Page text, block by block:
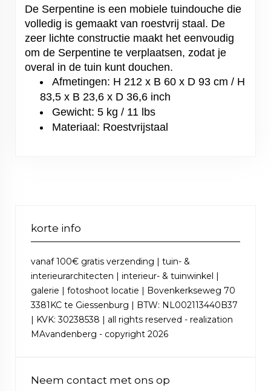
De Serpentine is een mobiele tuindouche die
volledig is gemaakt van roestvrij staal. De
zeer lichte constructie maakt het eenvoudig
om de Serpentine te verplaatsen, zodat je
overal in de tuin kunt douchen.
Afmetingen: H 212 x B 60 x D 93 cm / H
83,5 x B 23,6 x D 36,6 inch
Gewicht: 5 kg / 11 lbs
Materiaal: Roestvrijstaal
korte info
vanaf 100€ gratis verzending | tuin- &
interieurarchitecten | interieur- & tuinwinkel |
galerie | fotoshoot locatie | Bovenkerkseweg 70
3381KC te Giessenburg | BTW: NL002113440B37
| KVK: 30238538 | all rights reserved - realization
MAvandenberg - copyright 2026
Neem contact met ons op